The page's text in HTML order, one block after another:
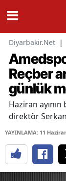
Diyarbakir.Net |
Reçber
günlük
Haziran
direktör Serkan
YAYINLAMA: 11